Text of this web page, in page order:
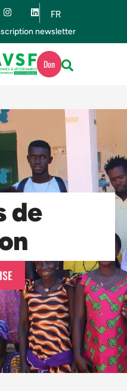
FR
ES
newsletter
Don
de